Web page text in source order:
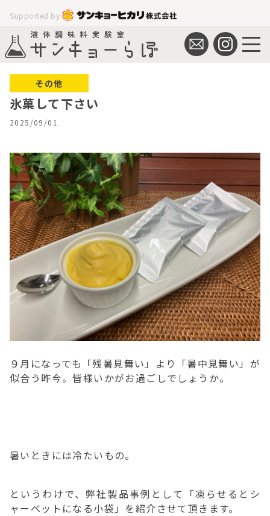
Supported by
その他
氷菓して下さい
2025/09/01
９月になっても「残暑見舞い」より「暑中見舞い」が
似合う昨今。皆様いかがお過ごしでしょうか。
暑いときには冷たいもの。
というわけで、弊社製品事例として「凍らせるとシ
ャーベットになる小袋」を紹介させて頂きます。